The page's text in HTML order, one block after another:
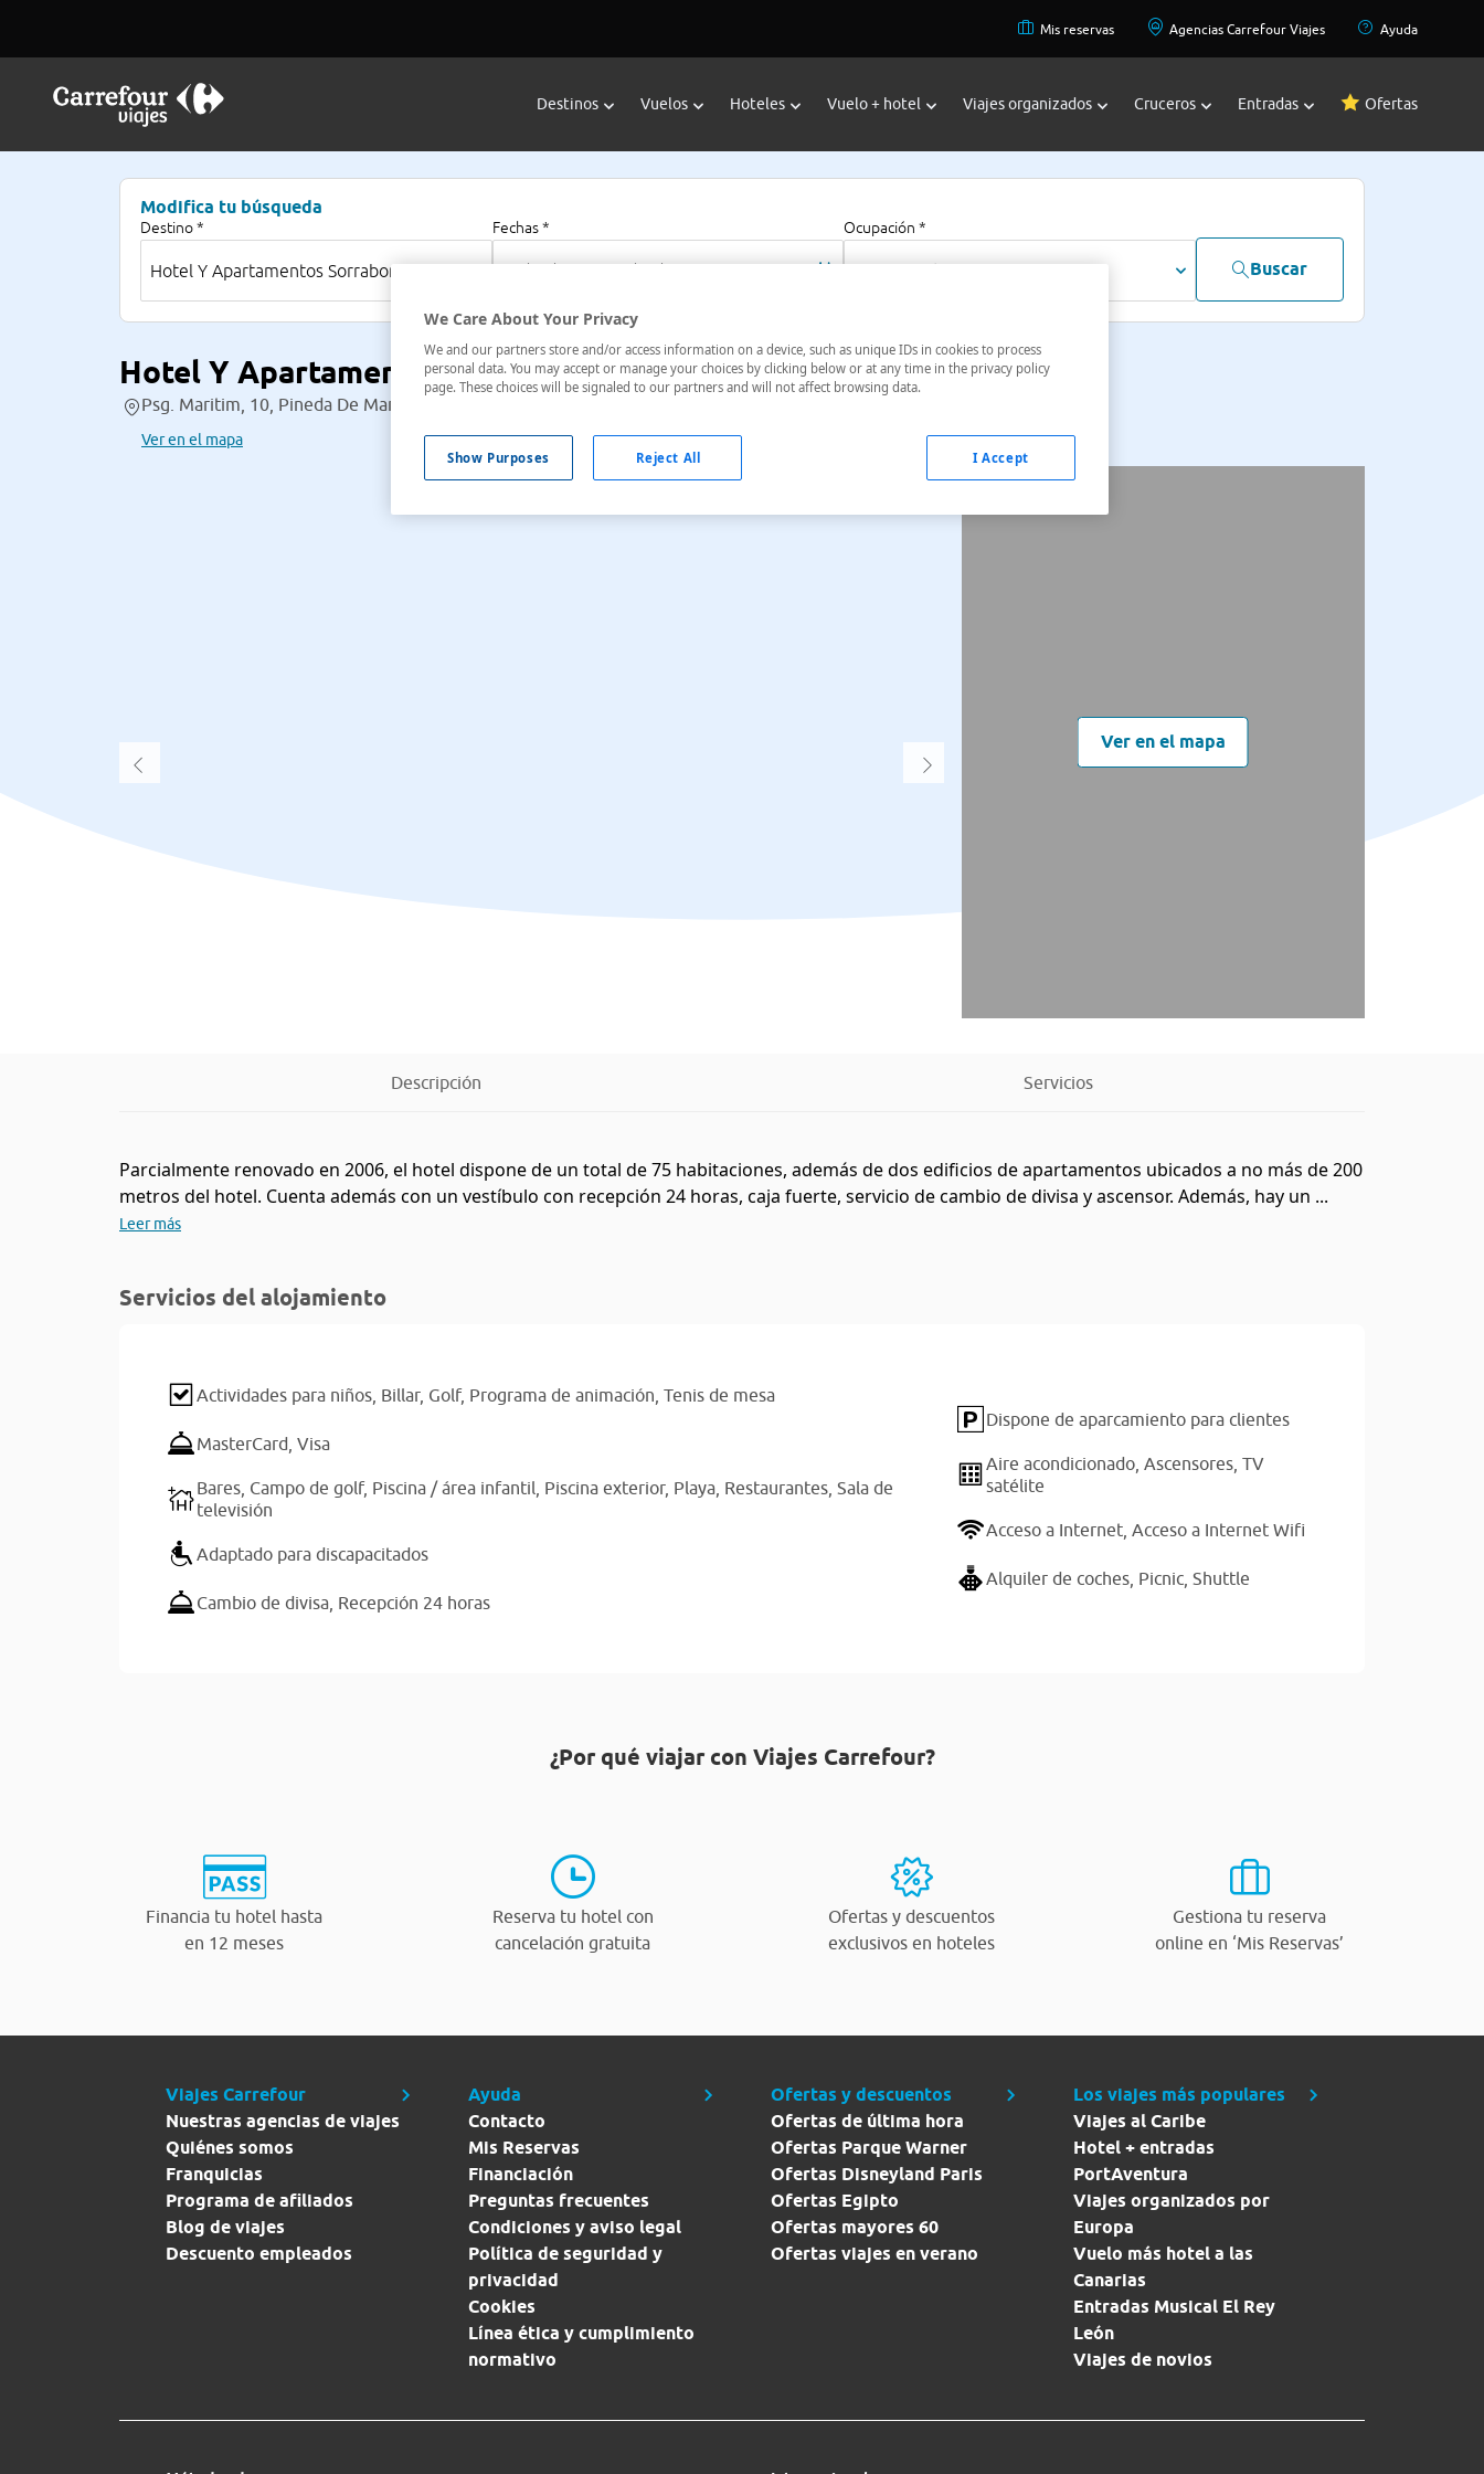
Mis reservas Agencias Carrefour Viajes Ayuda
Destinos Vuelos Hoteles Vuelo + hotel Viajes organizados Cruceros Entradas Ofertas
Modifica tu búsqueda
Destino * Fechas *
25/09/2025 - 02/10/2025
Ocupación *
1 habitación, 2 adultos Buscar
Hotel Y Apartamentos Sorrabona
Psg. Maritim, 10, Pineda De Mar, Barcelona, España
Ver en el mapa
Ver en el mapa
Descripción Servicios
Parcialmente renovado en 2006, el hotel dispone de un total de 75 habitaciones, además de dos edificios de apartamentos ubicados a no más de 200
metros del hotel. Cuenta además con un vestíbulo con recepción 24 horas, caja fuerte, servicio de cambio de divisa y ascensor. Además, hay un ...
Leer más
Servicios del alojamiento
Actividades para niños, Billar, Golf, Programa de animación, Tenis de mesa
MasterCard, Visa
Bares, Campo de golf, Piscina / área infantil, Piscina exterior, Playa, Restaurantes, Sala de
televisión
Adaptado para discapacitados
Cambio de divisa, Recepción 24 horas
Dispone de aparcamiento para clientes
Aire acondicionado, Ascensores, TV
satélite
Acceso a Internet, Acceso a Internet Wifi
Alquiler de coches, Picnic, Shuttle
¿Por qué viajar con Viajes Carrefour?
Financia tu hotel hasta
en 12 meses
Reserva tu hotel con
cancelación gratuita
Ofertas y descuentos
exclusivos en hoteles
Gestiona tu reserva
online en ‘Mis Reservas’
Viajes Carrefour
Nuestras agencias de viajes
Quiénes somos
Franquicias
Programa de afiliados
Blog de viajes
Descuento empleados
Ayuda
Contacto
Mis Reservas
Financiación
Preguntas frecuentes
Condiciones y aviso legal
Política de seguridad y
privacidad
Cookies
Línea ética y cumplimiento
normativo
Ofertas y descuentos
Ofertas de última hora
Ofertas Parque Warner
Ofertas Disneyland Paris
Ofertas Egipto
Ofertas mayores 60
Ofertas viajes en verano
Los viajes más populares
Viajes al Caribe
Hotel + entradas
PortAventura
Viajes organizados por
Europa
Vuelo más hotel a las
Canarias
Entradas Musical El Rey
León
Viajes de novios
We Care About Your Privacy
We and our partners store and/or access information on a device, such as unique IDs in cookies to process
personal data. You may accept or manage your choices by clicking below or at any time in the privacy policy
page. These choices will be signaled to our partners and will not affect browsing data.
Show Purposes Reject All I Accept